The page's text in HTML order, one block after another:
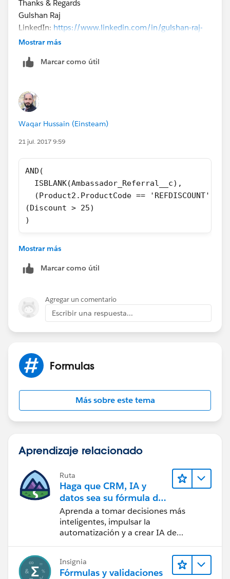
Thanks & Regards
Gulshan Raj
LinkedIn: https://www.linkedin.com/in/gulshan-raj-
a26b0640/
Mostrar más
Marcar como útil
Waqar Hussain (Einsteam)
21 jul. 2017 9:59
AND(
  ISBLANK(Ambassador_Referral__c),
  (Product2.ProductCode == 'REFDISCOUNT'),
(Discount > 25)
)
Mostrar más
Marcar como útil
Agregar un comentario
Escribir una respuesta...
Formulas
Más sobre este tema
Aprendizaje relacionado
Ruta
Haga que CRM, IA y
datos sea su fórmula de
confianza
Aprenda a tomar decisiones más
inteligentes, impulsar la
automatización y a crear IA de
Salesforce.
Insignia
Fórmulas y validaciones